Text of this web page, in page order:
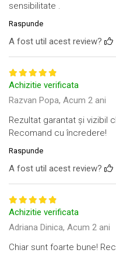
sensibilitate .
Raspunde
A fost util acest review?
Achizitie verificata
Razvan Popa, Acum 2 ani
Rezultat garantat și vizibil
Recomand cu încredere!
Raspunde
A fost util acest review?
Achizitie verificata
Adriana Dinica, Acum 2 ani
Chiar sunt foarte bune!